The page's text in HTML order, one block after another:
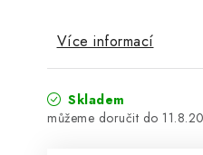
Více informací
Skladem